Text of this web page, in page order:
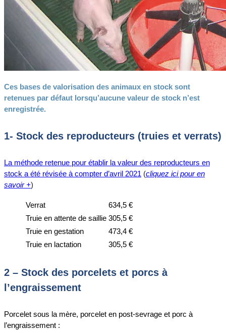
Ces bases de valorisation des animaux en stock sont
retenues par défaut lorsqu’aucune valeur de stock n’est
enregistrée.
1- Stock des reproducteurs (truies et verrats)
La méthode retenue pour établir la valeur des reproducteurs en
stock a été révisée à compter d’avril 2021 (cliquez ici pour en
savoir +)
Verrat
634,5 €
Truie en attente de saillie 305,5 €
Truie en gestation
473,4 €
Truie en lactation
305,5 €
2 – Stock des porcelets et porcs à
l’engraissement
Porcelet sous la mère, porcelet en post-sevrage et porc à
l’engraissement :